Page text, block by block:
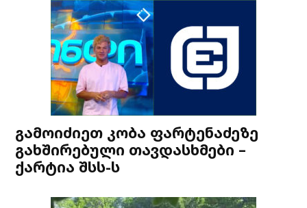
გამოიძიეთ კობა ფარტენაძეზე
გახშირებული თავდასხმები –
ქარტია შსს-ს